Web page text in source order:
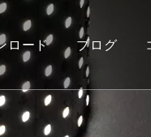
トリップ ライト
ロード ブログ